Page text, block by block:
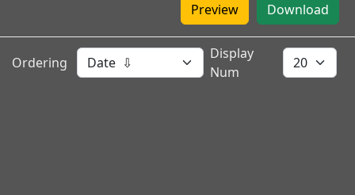
Download
Preview
Ordering
Display
Num